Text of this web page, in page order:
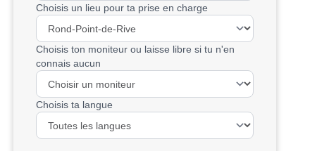
Choisis un lieu pour ta prise en charge
Choisis ton moniteur ou laisse libre si tu n'en
connais aucun
Choisis ta langue